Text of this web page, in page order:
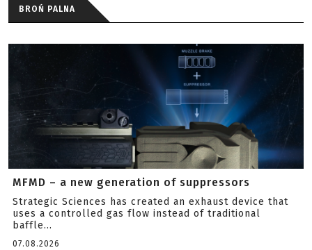
BROŃ PALNA
MFMD – a new generation of suppressors
Strategic Sciences has created an exhaust device that
uses a controlled gas flow instead of traditional
baffle...
07.08.2026